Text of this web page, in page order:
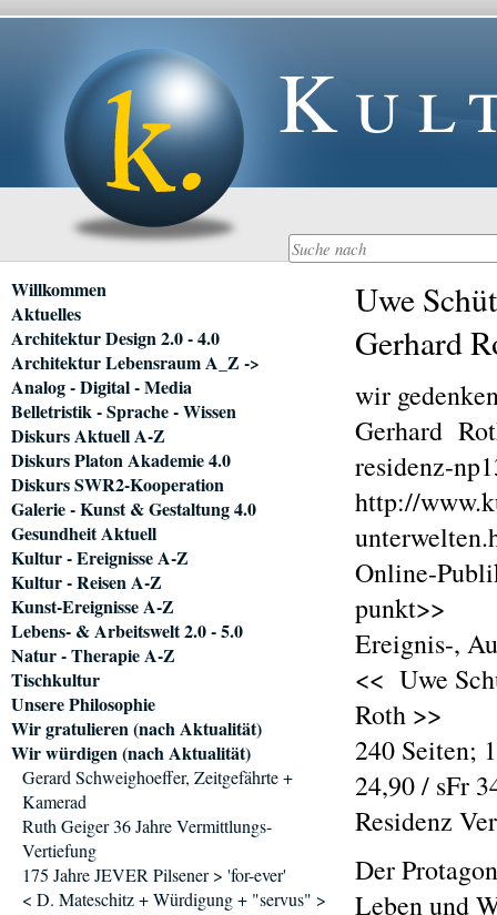
Uwe
Gerhard
wir
Gerhard
residenz-
http://
Online-
punkt>>
Ereignis-,
<< Uwe
Roth >>
240 Seiten;
24,90 / sFr
Residenz
Der
Leben und
Navigation
überspringen
Willkommen
Aktuelles
Architektur Design 2.0 - 4.0
Architektur Lebensraum A_Z ->
Analog - Digital - Media
Belletristik - Sprache - Wissen
Diskurs Aktuell A-Z
Diskurs Platon Akademie 4.0
Diskurs SWR2-Kooperation
Galerie - Kunst & Gestaltung 4.0
Gesundheit Aktuell
Kultur - Ereignisse A-Z
Kultur - Reisen A-Z
Kunst-Ereignisse A-Z
Lebens- & Arbeitswelt 2.0 - 5.0
Natur - Therapie A-Z
Tischkultur
Unsere Philosophie
Wir gratulieren (nach Aktualität)
Wir würdigen (nach Aktualität)
Gerard Schweighoeffer, Zeitgefährte +
Kamerad
Ruth Geiger 36 Jahre Vermittlungs-
Vertiefung
175 Jahre JEVER Pilsener > 'for-ever'
< D. Mateschitz + Würdigung + "servus" >